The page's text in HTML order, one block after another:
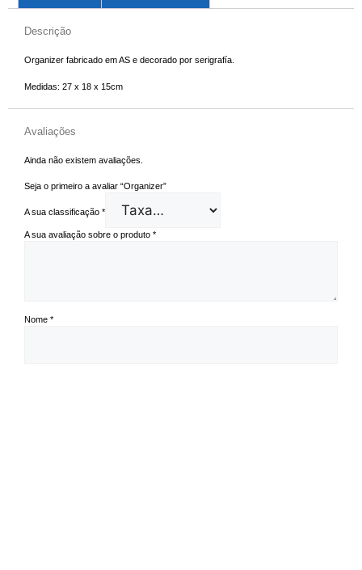
Descrição
Organizer fabricado em AS e decorado por serigrafía.
Medidas: 27 x 18 x 15cm
Avaliações
Ainda não existem avaliações.
Seja o primeiro a avaliar “Organizer”
A sua classificação *
A sua avaliação sobre o produto *
Nome *